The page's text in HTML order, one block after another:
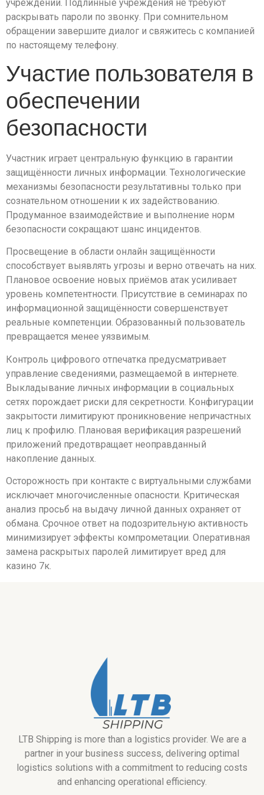
учреждений. Подлинные учреждения не требуют
раскрывать пароли по звонку. При сомнительном
обращении завершите диалог и свяжитесь с компанией
по настоящему телефону.
Участие пользователя в
обеспечении
безопасности
Участник играет центральную функцию в гарантии
защищённости личных информации. Технологические
механизмы безопасности результативны только при
сознательном отношении к их задействованию.
Продуманное взаимодействие и выполнение норм
безопасности сокращают шанс инцидентов.
Просвещение в области онлайн защищённости
способствует выявлять угрозы и верно отвечать на них.
Плановое освоение новых приёмов атак усиливает
уровень компетентности. Присутствие в семинарах по
информационной защищённости совершенствует
реальные компетенции. Образованный пользователь
превращается менее уязвимым.
Контроль цифрового отпечатка предусматривает
управление сведениями, размещаемой в интернете.
Выкладывание личных информации в социальных
сетях порождает риски для секретности. Конфигурации
закрытости лимитируют проникновение непричастных
лиц к профилю. Плановая верификация разрешений
приложений предотвращает неоправданный
накопление данных.
Осторожность при контакте с виртуальными службами
исключает многочисленные опасности. Критическая
анализ просьб на выдачу личной данных охраняет от
обмана. Срочное ответ на подозрительную активность
минимизирует эффекты компрометации. Оперативная
замена раскрытых паролей лимитирует вред для
казино 7к.
LTB Shipping is more than a logistics provider. We are a
partner in your business success, delivering optimal
logistics solutions with a commitment to reducing costs
and enhancing operational efficiency.